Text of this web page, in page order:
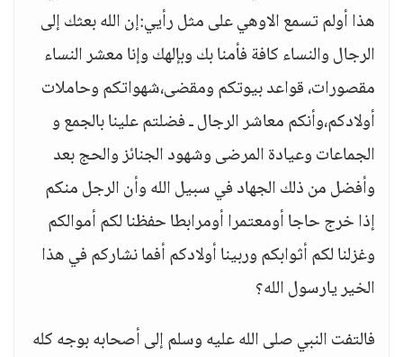
هذا أولم تسمع الاوهي على مثل رأيي:إن الله بعثك إلى
الرجال والنساء كافة فأمنا بك وبإلهك وإنا معشر النساء
مقصورات، قواعد بيوتكم ومقضى،شهواتكم وحاملات
أولادكم،وأنكم معاشر الرجال ـ فضلتم علينا بالجمع و
الجماعات وعيادة المرضى وشهود الجنائز والحج بعد
وأفضل من ذلك الجهاد في سبيل الله وأن الرجل منكم
إذا خرج حاجا أومعتمرا أومرابطا حفظنا لكم أموالكم
وغزلنا لكم أثوابكم وربينا أولادكم أفما نشاركم في هذا
الخير يارسول الله؟
فالتفت النبي صلى الله عليه وسلم إلى أصحابه بوجه كله